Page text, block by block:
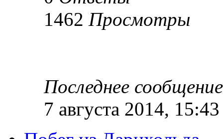
1462 Просмотры
Последнее
7 августа 2014, 15:43